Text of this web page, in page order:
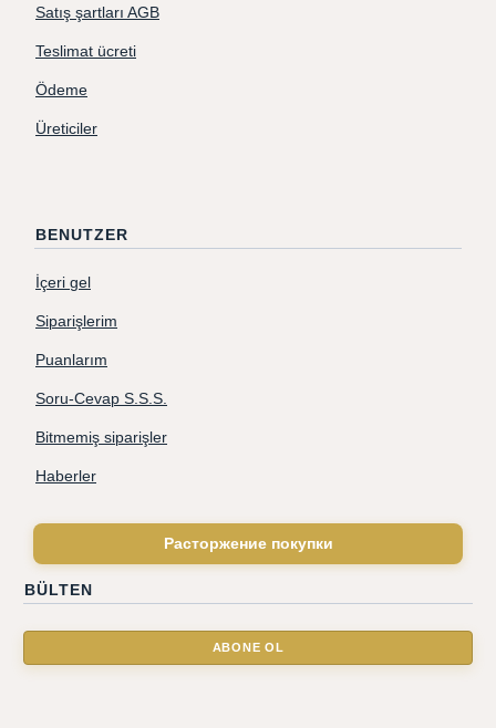
Satış şartları AGB
Teslimat ücreti
Ödeme
Üreticiler
BENUTZER
İçeri gel
Siparişlerim
Puanlarım
Soru-Cevap S.S.S.
Bitmemiş siparişler
Haberler
Расторжение покупки
BÜLTEN